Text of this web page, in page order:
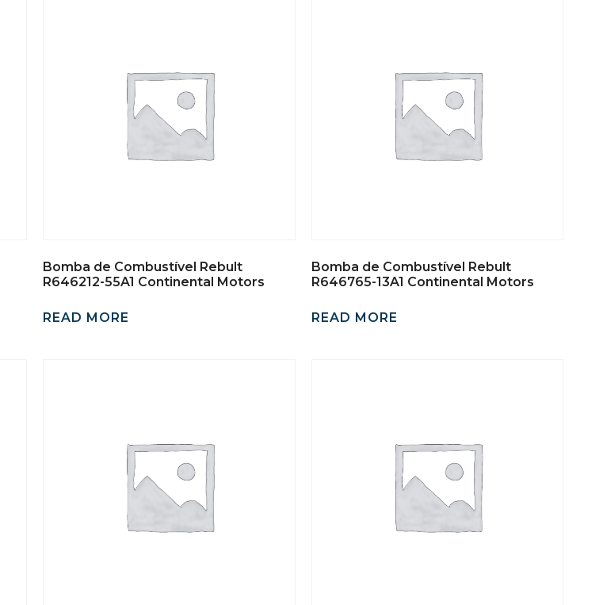
Bomba de Combustível Rebult
R646212-55A1 Continental Motors
READ MORE
Bomba de Combustível Rebult
R646765-13A1 Continental Motors
READ MORE